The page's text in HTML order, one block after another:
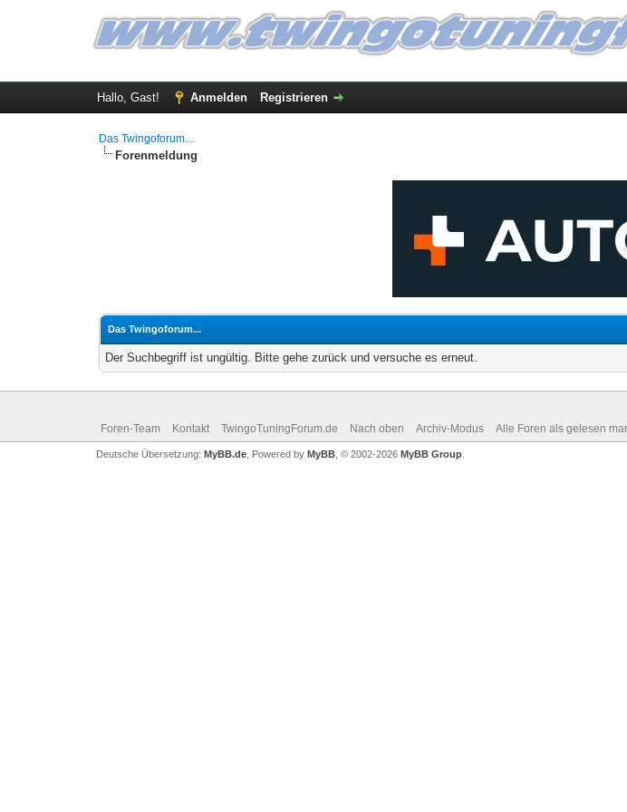
Hallo, Gast! Anmelden Registrieren
Das Twingoforum...
Forenmeldung
Das Twingoforum...
Der Suchbegriff ist ungültig. Bitte gehe zurück und versuche es erneut.
Foren-Team Kontakt TwingoTuningForum.de Nach oben Archiv-Modus Alle Foren als gelesen
Deutsche Übersetzung: MyBB.de, Powered by MyBB, © 2002-2026 MyBB Group.